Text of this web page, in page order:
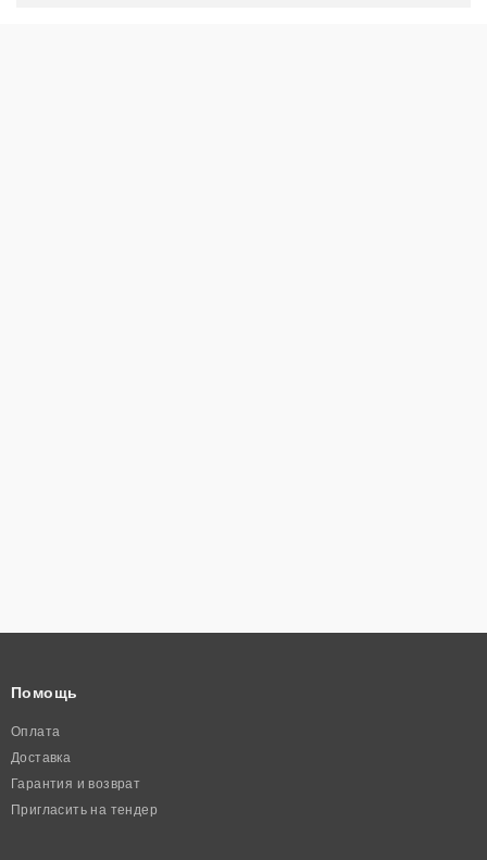
Помощь
Оплата
Доставка
Гарантия и возврат
Пригласить на тендер